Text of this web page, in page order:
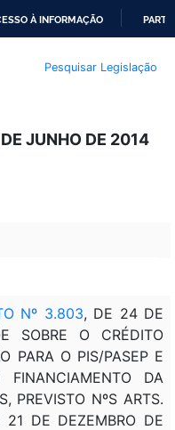
À INFORMAÇÃO
Pesquisar Legislação
JUNHO DE 2014
Nº 3.803, DE 24 DE
SOBRE O CRÉDITO
PARA O PIS/PASEP E
DA
PREVISTO NºS ARTS.
21 DE DEZEMBRO DE